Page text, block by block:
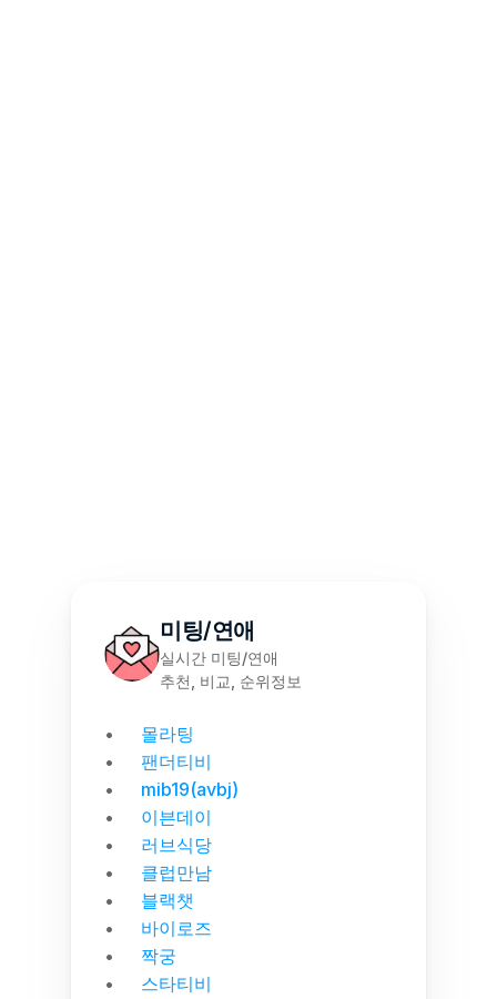
미팅/연애
실시간 미팅/연애
추천, 비교, 순위정보
몰라팅
팬더티비
mib19(avbj)
이븐데이
러브식당
클럽만남
블랙챗
바이로즈
짝궁
스타티비